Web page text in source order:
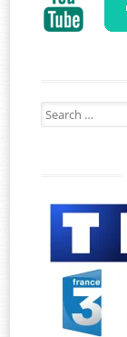
Search
for: